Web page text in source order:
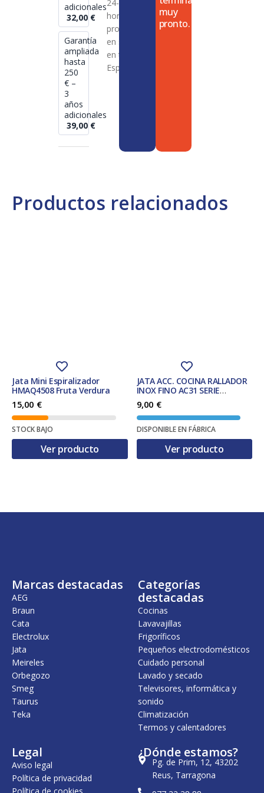
Productos relacionados
Jata Mini Espiralizador
HMAQ4508 Fruta Verdura
15,00 €
STOCK BAJO
Ver producto
JATA ACC. COCINA RALLADOR
INOX FINO AC31 SERIE
ESSENTIAL
9,00 €
DISPONIBLE EN FÁBRICA
Ver producto
adicionales
32,00 €
Garantía
ampliada
hasta
250
€ –
3
años
adicionales
39,00 €
24-72
horas en
productos
en stock
en toda
España
muy
pronto.
Marcas destacadas
AEG
Braun
Cata
Electrolux
Jata
Meireles
Orbegozo
Smeg
Taurus
Teka
Categorías
destacadas
Cocinas
Lavavajillas
Frigoríficos
Pequeños electrodomésticos
Cuidado personal
Lavado y secado
Televisores, informática y
sonido
Climatización
Termos y calentadores
Legal
Aviso legal
Política de privacidad
¿Dónde estamos?
Pg. de Prim, 12, 43202
Reus, Tarragona